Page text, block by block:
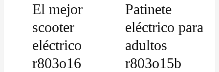
El mejor
scooter
eléctrico
r803o16
Patinete
eléctrico para
adultos
r803o15b